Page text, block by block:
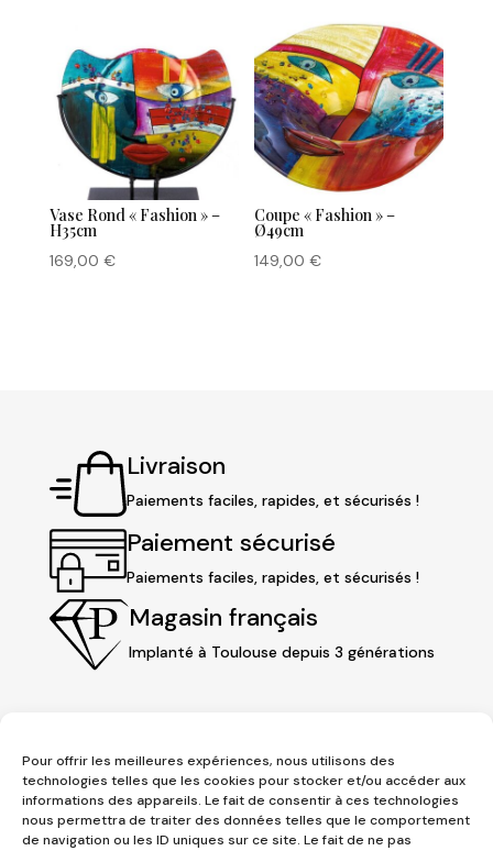
Pour offrir les meilleures expériences, nous utilisons des
technologies telles que les cookies pour stocker et/ou accéder aux
informations des appareils. Le fait de consentir à ces technologies
nous permettra de traiter des données telles que le comportement
de navigation ou les ID uniques sur ce site. Le fait de ne pas
Vase Rond « Fashion » –
H35cm
169,00 €
Coupe « Fashion » –
Ø49cm
149,00€
Livraison
Paiements faciles, rapides, et sécurisés !
Paiement sécurisé
Paiements faciles, rapides, et sécurisés !
Magasin français
Implanté à Toulouse depuis 3 générations